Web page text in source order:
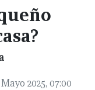
Mayo 2025, 07:00